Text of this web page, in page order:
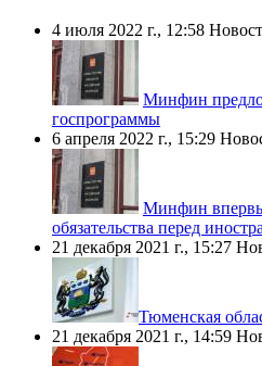
4 июля 2022 г., 12:58
Минфин
госпрограммы
6 апреля 2022 г., 15:29
Минфин
обязательства перед
21 декабря 2021 г., 15:27
​Тюменская
21 декабря 2021 г., 14:59